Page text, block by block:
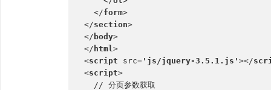
  </
form>
</section>
</ body>
</ html >
<script src='js/jquery-3.5.1.js' ></
<script>
  // 分页参数获取